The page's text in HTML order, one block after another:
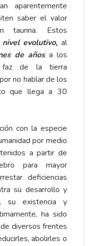
aparentemente
saber el valor
taurina. Estos
evolutivo, al
de añosa los
faz de la tierra
no hablar de los
que llega a 30
con la especie
por medio
a partir de
para mayor
deficiencias
su desarrollo y
su existencia y
ha sido
diversos frentes
abolirles o